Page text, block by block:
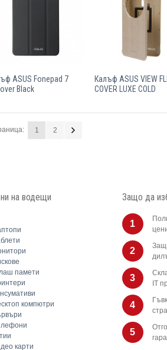
ASUS Fonepad 7
Black
Калъф ASUS VIEW
COVER LUXE COLD
1 2
на водещи
памети
компютри
карти
Защо да
1
2
3
IT
4
5